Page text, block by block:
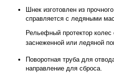
Шнек изготовлен из
справляется с ледяными
Рельефный протектор колес
заснеженной или ледяной
Поворотная труба для
направление для сброса.